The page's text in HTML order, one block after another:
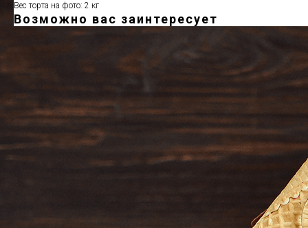
Вес торта на фото: 2 кг
Возможно вас заинтересует